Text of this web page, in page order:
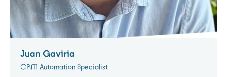
Juan Gaviria
CRM Automation Specialist